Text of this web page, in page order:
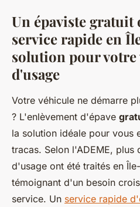
Un épaviste gratuit
service rapide en
solution pour
d'usage
Votre véhicule ne démarre
? L'enlèvement d'épave
la solution idéale pour vous
tracas. Selon l'ADEME,
d'usage ont été traités en
témoignant d'un besoin
service. Un service rapide